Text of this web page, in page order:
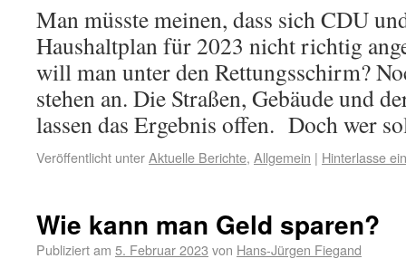
Man müsste meinen, dass sich CDU
Haushaltplan für 2023 nicht richtig
will man unter den Rettungsschirm?
stehen an. Die Straßen, Gebäude und
lassen das Ergebnis offen. Doch wer
Veröffentlicht unterAktuelle Berichte, Allgemein | Hinterlasse
Wie kann man Geld sparen?
Publiziert am 5. Februar 2023 von Hans-Jürgen Fiegand